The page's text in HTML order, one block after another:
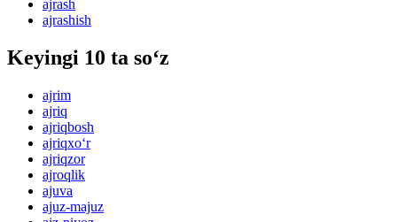
ajrash
ajrashish
Keyingi 10 ta so‘z
ajrim
ajriq
ajriqbosh
ajriqxo‘r
ajriqzor
ajroqlik
ajuva
ajuz-majuz